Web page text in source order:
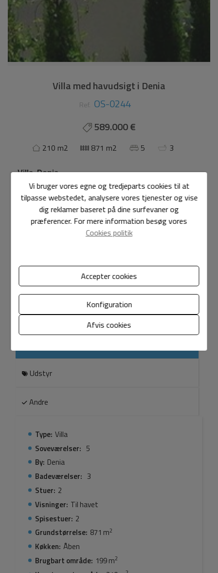
Villa med havudsigt i Denia
Ref. OS-0244
589.000 €
210 m2 871 m2 5 3
VillaDenia
Villa med udsigt over havet og montgo til salg i Denia.
Stueetagen har en stue-spisestue, udstyret køkken, 3
soveværelser med dobbeltsenge 2 badeværelser,
opbevaringsrum. Stueetagen har en stue-spisestue,
åbent køkken, 2 soveværelser og 1 badeværelse. 8 X 4
centrum af Denia ca. 2 km. Roligt og solrigt område.
Vis mere
Funktioner
Udstyr
Andre
Type: Villa
Soveværelser: 5
By: Denia
Badeværelser: 3
Stuer: 2
Visninger: Til havet
Spisestuer: 2
Grundstørrelse: 871 m2
Køkken: Åben
Brugbart område: 199 m2
Vi bruger vores egne og tredjeparts cookies til at
tilpasse webstedet, analysere vores tjenester og vise
dig reklamer baseret på dine surfevaner og
præferencer. For mere information besøg vores
Cookies politik
Accepter cookies
Konfiguration
Afvis cookies